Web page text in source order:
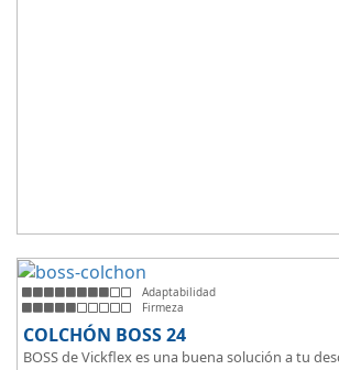
Adaptabilidad
Firmeza
COLCHÓN BOSS 24
BOSS de Vickflex es una buena solución a tu